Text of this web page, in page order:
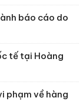
báo cáo do
tế tại Hoàng
phạm về hàng